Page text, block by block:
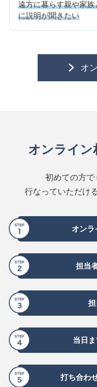
遠方に暮らす親や家族
に説明が聞きたい
オ
オンライン
初めての方で
行なっていただけ
オンラ
担当
担
当日
打ち合わ